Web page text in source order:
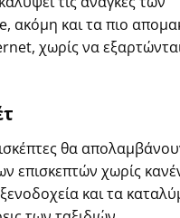
ακόμη και τα πιο
, χωρίς να
θα
επισκεπτών χωρίς
και τα